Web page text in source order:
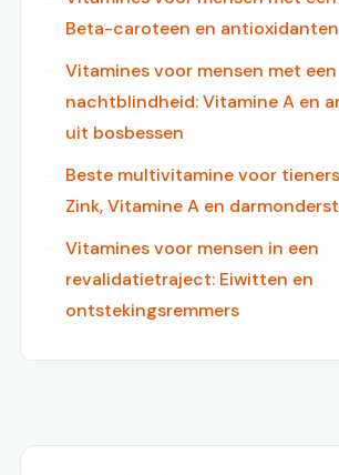
Beta-caroteen en antioxidanten
Vitamines voor mensen met een
nachtblindheid: Vitamine A en
uit bosbessen
Beste multivitamine voor
Zink, Vitamine A en
Vitamines voor mensen in een
revalidatietraject: Eiwitten en
ontstekingsremmers